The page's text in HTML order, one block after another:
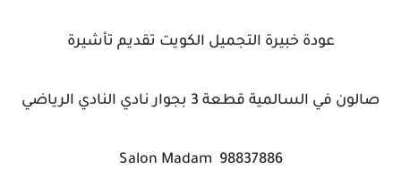
عودة خبيرة التجميل الكويت تقديم تأشيرة
صالون في السالمية قطعة 3 بجوار نادي النادي الرياضي
Salon Madam 98837886